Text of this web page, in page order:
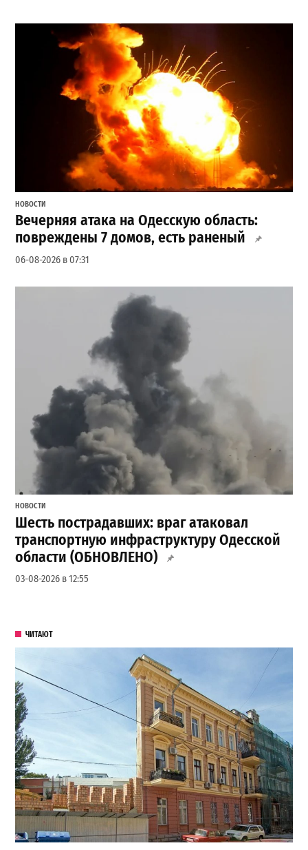
НОВОСТИ
Вечерняя атака на Одесскую область:
повреждены 7 домов, есть раненый
06-08-2026 в 07:31
НОВОСТИ
Шесть пострадавших: враг атаковал
транспортную инфраструктуру Одесской
области (ОБНОВЛЕНО)
03-08-2026 в 12:55
ЧИТАЮТ